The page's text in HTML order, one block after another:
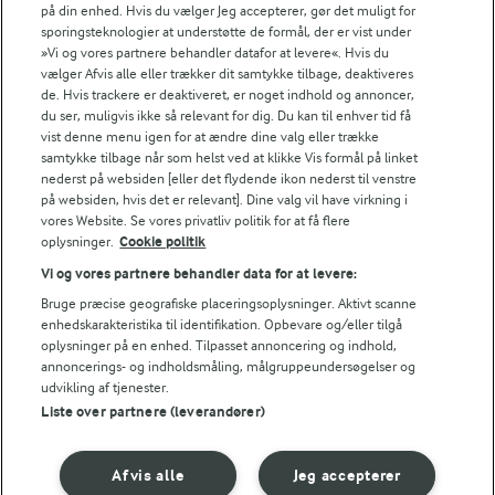
Fødevarestyrelsens smiley-rapporter for Arla Foods
Fødevarestyrelsens smiley-rapporter for Jörd
Fødevarestyrelsens smiley-rapporter for Lurpak PB
Følg
© 2026 Arla Foods
Vælg en anden cookies
Betingelser for brug
på din enhed. Hvis du vælger Jeg accepterer, gør det muligt for
sporingsteknologier at understøtte de formål, der er vist under
»Vi og vores partnere behandler datafor at levere«. Hvis du
vælger Afvis alle eller trækker dit samtykke tilbage, deaktiveres
de. Hvis trackere er deaktiveret, er noget indhold og annoncer,
du ser, muligvis ikke så relevant for dig. Du kan til enhver tid få
vist denne menu igen for at ændre dine valg eller trække
samtykke tilbage når som helst ved at klikke Vis formål på linket
nederst på websiden [eller det flydende ikon nederst til venstre
på websiden, hvis det er relevant]. Dine valg vil have virkning i
vores Website. Se vores privatliv politik for at få flere
oplysninger. Cookie politik
Vi og vores partnere behandler data for at levere:
Bruge præcise geografiske placeringsoplysninger. Aktivt scanne
enhedskarakteristika til identifikation. Opbevare og/eller tilgå
oplysninger på en enhed. Tilpasset annoncering og indhold,
annoncerings- og indholdsmåling, målgruppeundersøgelser og
udvikling af tjenester.
Liste over partnere (leverandører)
Jeg accepterer
Afvis alle